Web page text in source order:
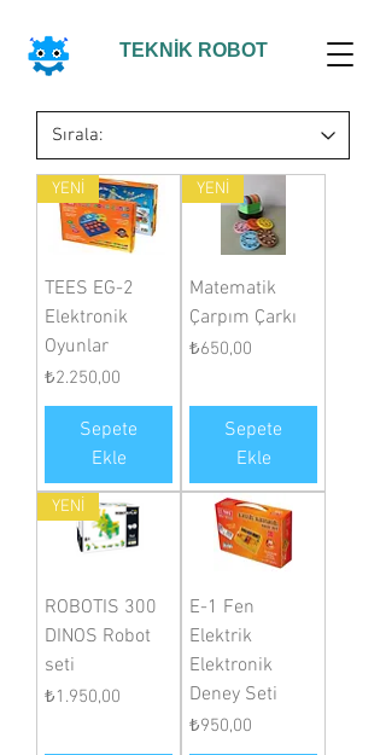
TEKNİK ROBOT
YENİ
TEES EG-2
Elektronik
Oyunlar
Fiyat
₺2.250,00
Sepete
Ekle
YENİ
Matematik
Çarpım Çarkı
Fiyat
₺650,00
Sepete
Ekle
YENİ
ROBOTIS 300
DINOS Robot
seti
Fiyat
₺1.950,00
E-1 Fen
Elektrik
Elektronik
Deney Seti
Fiyat
₺950,00